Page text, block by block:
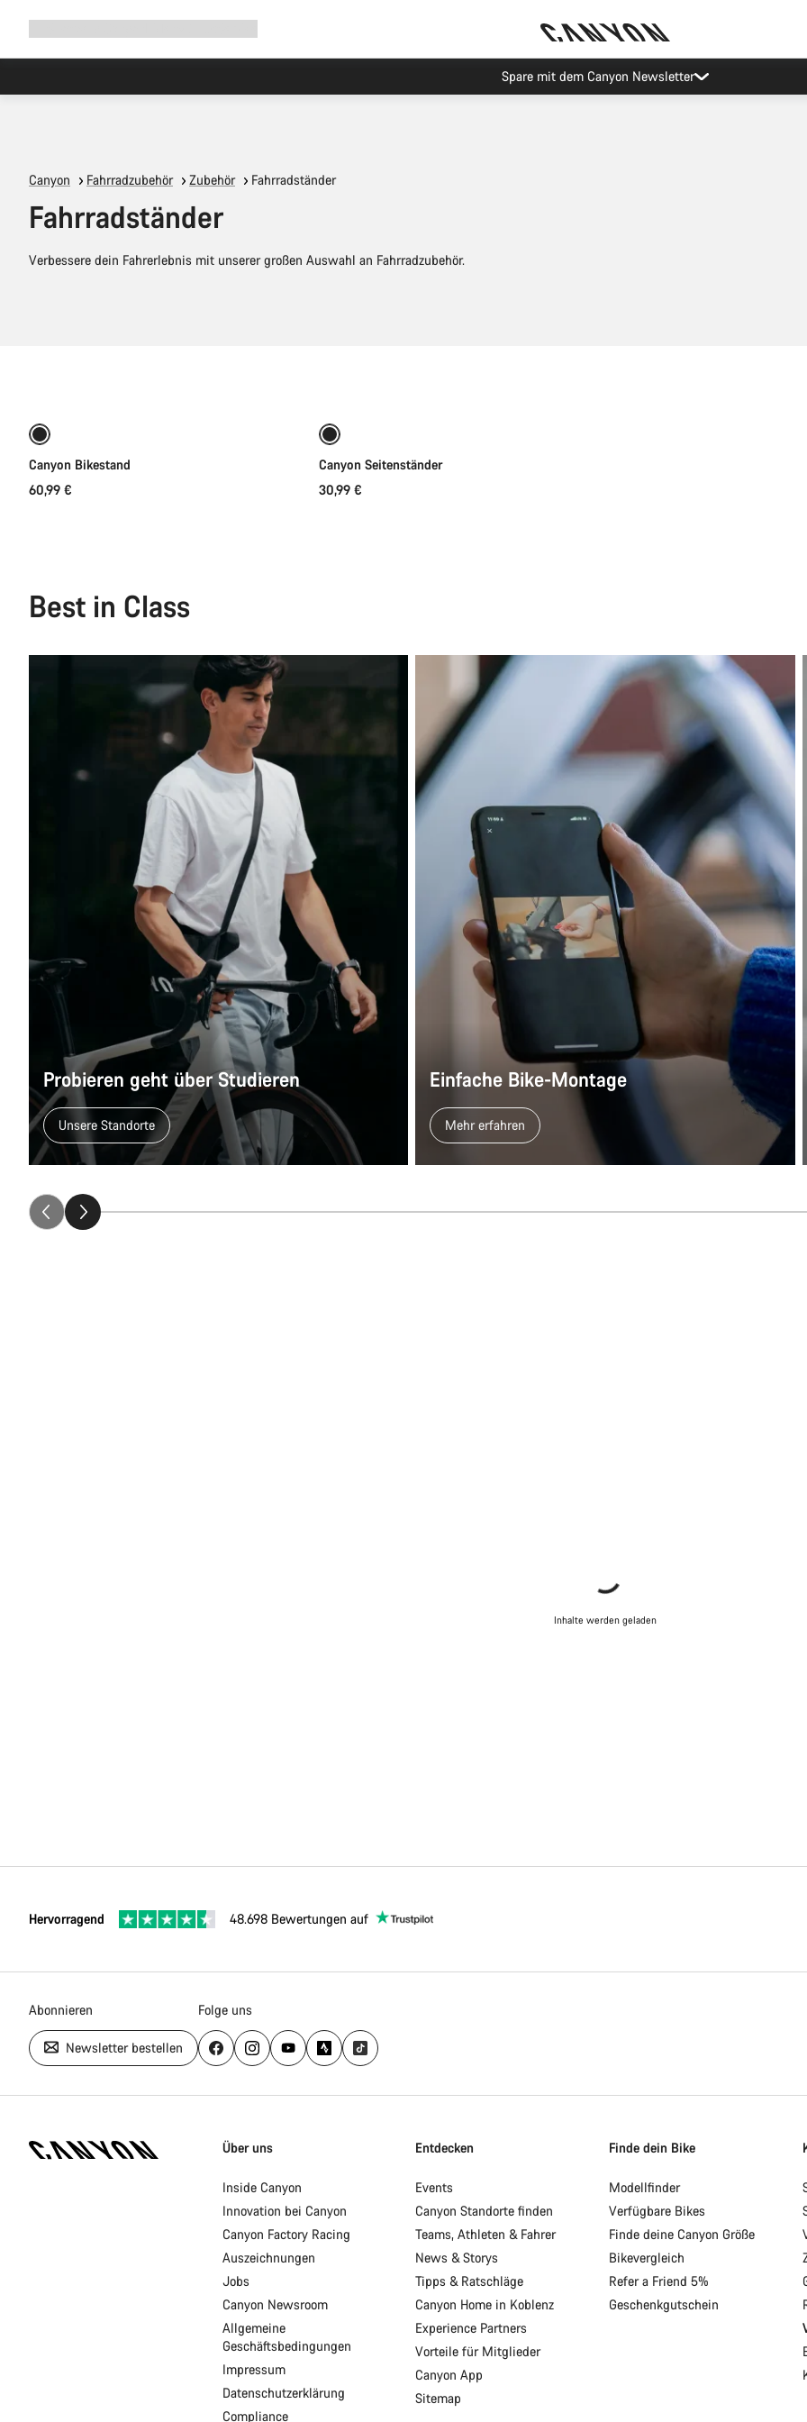
Spare mit dem Canyon Newsletter
Canyon Fahrradzubehör Zubehör Fahrradständer
Fahrradständer
Verbessere dein Fahrerlebnis mit unserer großen Auswahl an Fahrradzubehör.
Canyon Bikestand
60,99 €
Canyon Seitenständer
30,99 €
Best in Class
Probieren geht über Studieren
Unsere Standorte
Einfache Bike-Montage
Mehr erfahren
Inhalte werden geladen
Hervorragend 48.698 Bewertungen auf
Abonnieren
Newsletter bestellen
Folge uns
Homepage
Über uns
Inside Canyon
Innovation bei Canyon
Canyon Factory Racing
Auszeichnungen
Jobs
Canyon Newsroom
Allgemeine
Geschäftsbedingungen
Impressum
Datenschutzerklärung
Compliance
Entdecken
Events
Canyon Standorte finden
Teams, Athleten & Fahrer
News & Storys
Tipps & Ratschläge
Canyon Home in Koblenz
Experience Partners
Vorteile für Mitglieder
Canyon App
Sitemap
Finde dein Bike
Modellfinder
Verfügbare Bikes
Finde deine Canyon Größe
Bikevergleich
Refer a Friend 5%
Geschenkgutschein